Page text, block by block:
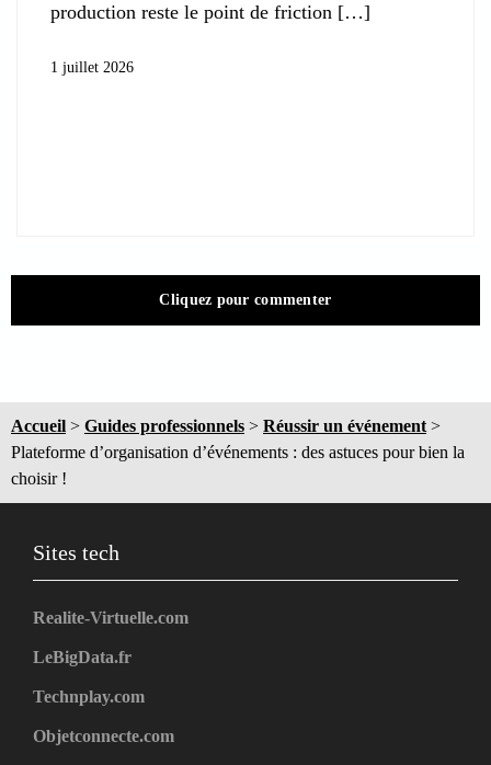
production reste le point de friction
1 juillet 2026
Cliquez pour commenter
Accueil > Guides professionnels > Réussir un événement >
Plateforme d’organisation d’événements : des astuces pour bien la
choisir !
Sites tech
Realite-Virtuelle.com
LeBigData.fr
Technplay.com
Objetconnecte.com